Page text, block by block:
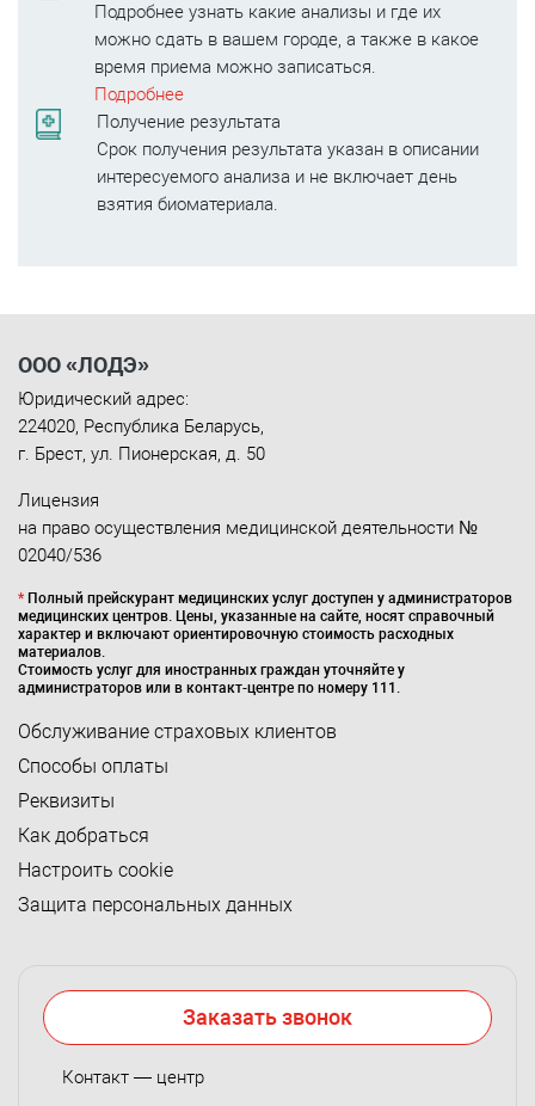
Подробнее узнать какие анализы и где их
можно сдать в вашем городе, а также в какое
время приема можно записаться.
Подробнее
Получение результата
Срок получения результата указан в описании
интересуемого анализа и не включает день
взятия биоматериала.
ООО «ЛОДЭ»
Юридический адрес:
224020, Республика Беларусь,
г. Брест, ул. Пионерская, д. 50
Лицензия
на право осуществления медицинской деятельности №
02040/536
* Полный прейскурант медицинских услуг доступен у администраторов
медицинских центров. Цены, указанные на сайте, носят справочный
характер и включают ориентировочную стоимость расходных
материалов.
Стоимость услуг для иностранных граждан уточняйте у
администраторов или в контакт-центре по номеру 111.
Обслуживание страховых клиентов
Способы оплаты
Реквизиты
Как добраться
Настроить cookie
Защита персональных данных
Заказать звонок
Контакт — центр